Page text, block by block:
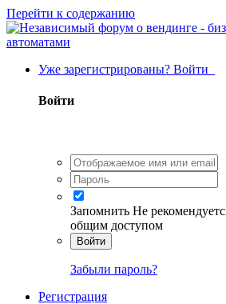
Перейти к содержанию
Уже зарегистрированы? Войти
Войти
Запомнить Не
общим доступом
Войти
Забыли пароль?
Регистрация